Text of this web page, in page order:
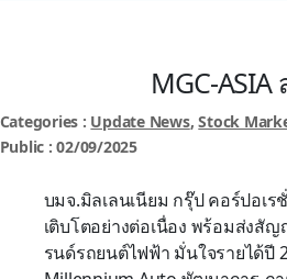
MGC-
Categories : Update News,Stock
Public : 02/09/2025
บมจ.มิลเลนเนียม กรุ๊ป คอร์ปอเร
เติบโตอย่างต่อเนื่อง พร้อมส่งสั
รนด์รถยนต์ไฟฟ้า มั่นใจรายได้ปี